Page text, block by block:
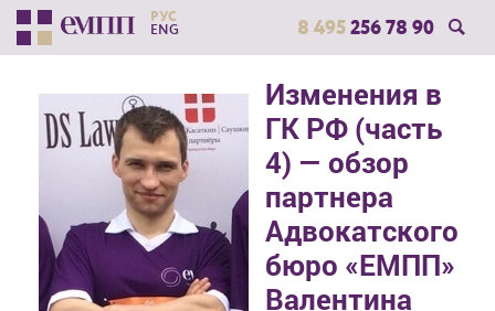
РУС
ENG
8 495 256 78 90
Изменения в
ГК РФ (часть
4) — обзор
партнера
Адвокатского
бюро «ЕМПП»
Валентина